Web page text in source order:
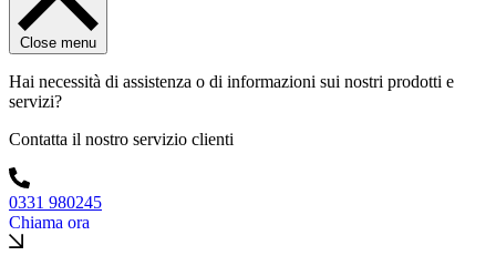
Close menu
Hai necessità di assistenza o di informazioni sui nostri prodotti e
servizi?
Contatta il nostro servizio clienti
0331 980245
Chiama ora